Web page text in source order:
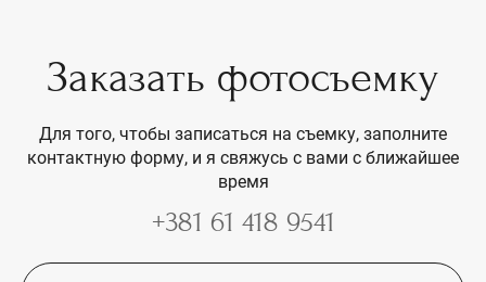
Заказать фотосъемку
Для того, чтобы записаться на съемку, заполните
контактную форму, и я свяжусь с вами с ближайшее
время
+381 61 418 9541